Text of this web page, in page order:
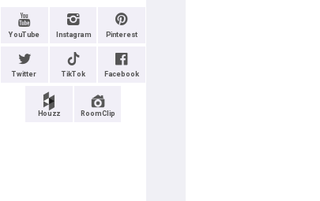
YouTube Instagram Pinterest
Twitter TikTok Facebook
Houzz RoomClip